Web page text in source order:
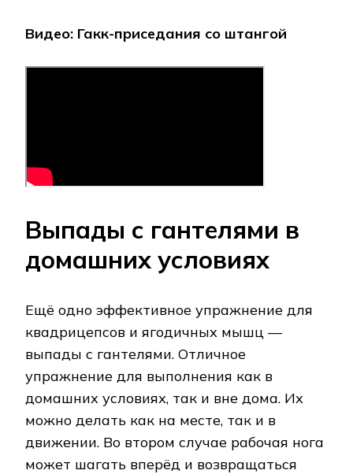
Видео: Гакк-приседания со штангой
Выпады с гантелями в
домашних условиях
Ещё одно эффективное упражнение для
квадрицепсов и ягодичных мышц —
выпады с гантелями. Отличное
упражнение для выполнения как в
домашних условиях, так и вне дома. Их
можно делать как на месте, так и в
движении. Во втором случае рабочая нога
может шагать вперёд и возвращаться